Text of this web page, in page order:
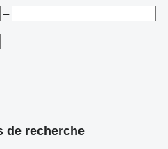
–
de recherche